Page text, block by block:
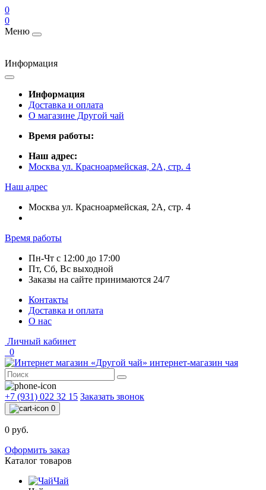
0
0
Меню
Информация
Информация
Доставка и оплата
О магазине Другой чай
Время работы:
Наш адрес:
Москва ул. Красноармейская, 2А, стр. 4
Наш адрес
Москва ул. Красноармейская, 2А, стр. 4
Время работы
Пн-Чт c 12:00 до 17:00
Пт, Сб, Вс выходной
Заказы на сайте принимаются 24/7
Контакты
Доставка и оплата
О нас
Личный кабинет
0
интернет-магазин чая
+7 (931) 022 32 15 Заказать звонок
0
0 руб.
Оформить заказ
Каталог товаров
Чай